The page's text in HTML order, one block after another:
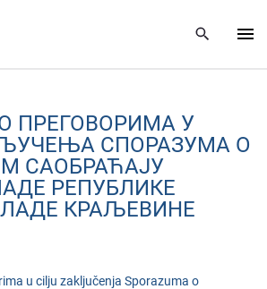
ПРЕГОВОРИМА У
СПОРАЗУМА О
САОБРАЋАЈУ
РЕПУБЛИКЕ
КРАЉЕВИНЕ
u cilju zaključenja Sporazuma o